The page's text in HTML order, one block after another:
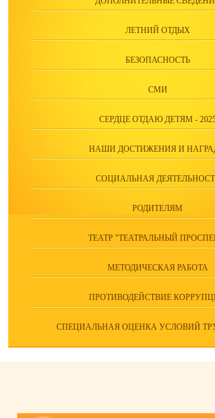
ЛЕТНИЙ ОТДЫХ
БЕЗОПАСНОСТЬ
СМИ
СЕРДЦЕ ОТДАЮ ДЕТЯМ -
НАШИ ДОСТИЖЕНИЯ И
СОЦИАЛЬНАЯ
РОДИТЕЛЯМ
ТЕАТР "ТЕАТРАЛЬНЫЙ
МЕТОДИЧЕСКАЯ РАБОТА
ПРОТИВОДЕЙСТВИЕ
СПЕЦИАЛЬНАЯ ОЦЕНКА УСЛОВИЙ